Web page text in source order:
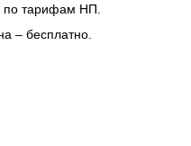
по тарифам НП.
– бесплатно.